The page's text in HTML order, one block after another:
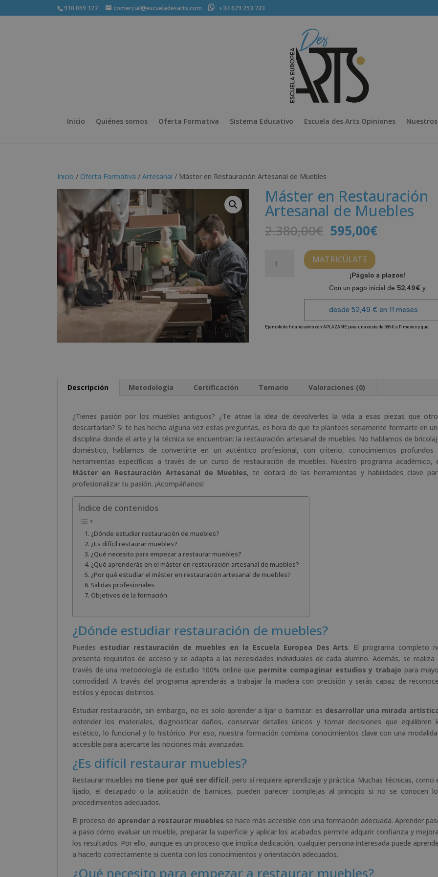
910 059 127 comercial@escueladesarts.com +34 629 253 733
Inicio Quiénes somos Oferta Formativa Sistema Educativo Escuela des Arts Opiniones
Inicio / Oferta Formativa / Artesanal / Máster en Restauración Artesanal de Muebles
Máster en Restauración
Artesanal de Muebles
2.380,00€ El
precio
original
era:
2.380,00€.
595,00€El
precio
595,00€.
cantidad
MATRICÚLATE
n
t
i
v
e
:
Descripción Metodología Certificación Temario Valoraciones (0)
¿Tienes pasión por los muebles antiguos? ¿Te atrae la idea de devolverles la vida a esas piezas que
descartarían? Si te has hecho alguna vez estas preguntas, es hora de que te plantees seriamente formarte en
disciplina donde el arte y la técnica se encuentran: la restauración artesanal de muebles. No hablamos de
doméstico, hablamos de convertirte en un auténtico profesional, con criterio, conocimientos profundos
herramientas específicas a través de un curso de restauración de muebles. Nuestro programa académico,
Máster en Restauración Artesanal de Muebles, te dotará de las herramientas y habilidades clave
profesionalizar tu pasión. ¡Acompáñanos!
Índice de contenidos
¿Dónde estudiar restauración de muebles?
¿Es difícil restaurar muebles?
¿Qué necesito para empezar a restaurar muebles?
¿Qué aprenderás en el máster en restauración artesanal de muebles?
¿Por qué estudiar el máster en restauración artesanal de muebles?
Salidas profesionales
Objetivos de la formación
¿Dónde estudiar restauración de muebles?
Puedes estudiar restauración de muebles en la Escuela Europea Des Arts. El programa completo
presenta requisitos de acceso y se adapta a las necesidades individuales de cada alumno. Además, se realiza
través de una metodología de estudio 100% online que permite compaginar estudios y trabajo para
comodidad. A través del programa aprenderás a trabajar la madera con precisión y serás capaz de
estilos y épocas distintos.
Estudiar restauración, sin embargo, no es solo aprender a lijar o barnizar: es desarrollar una mirada
entender los materiales, diagnosticar daños, conservar detalles únicos y tomar decisiones que equilibren
estético, lo funcional y lo histórico. Por eso, nuestra formación combina conocimientos clave con una
accesible para acercarte las nociones más avanzadas.
¿Es difícil restaurar muebles?
Restaurar muebles no tiene por qué ser difícil, pero sí requiere aprendizaje y práctica. Muchas técnicas, como
lijado, el decapado o la aplicación de barnices, pueden parecer complejas al principio si no se conocen
procedimientos adecuados.
El proceso de aprender a restaurar muebles se hace más accesible con una formación adecuada. Aprender
a paso cómo evaluar un mueble, preparar la superficie y aplicar los acabados permite adquirir confianza y
los resultados. Por ello, aunque es un proceso que implica dedicación, cualquier persona interesada puede
a hacerlo correctamente si cuenta con los conocimientos y orientación adecuados.
¿Qué necesito para empezar a restaurar muebles?